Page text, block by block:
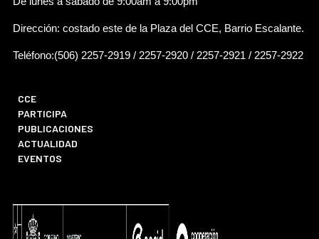
Dirección: costado este de la Plaza del CCE, Barrio Escalante.
Teléfono:(506) 2257-2919 / 2257-2920 / 2257-2921 / 2257-2922
CCE
PARTICIPA
PUBLICACIONES
ACTUALIDAD
EVENTOS